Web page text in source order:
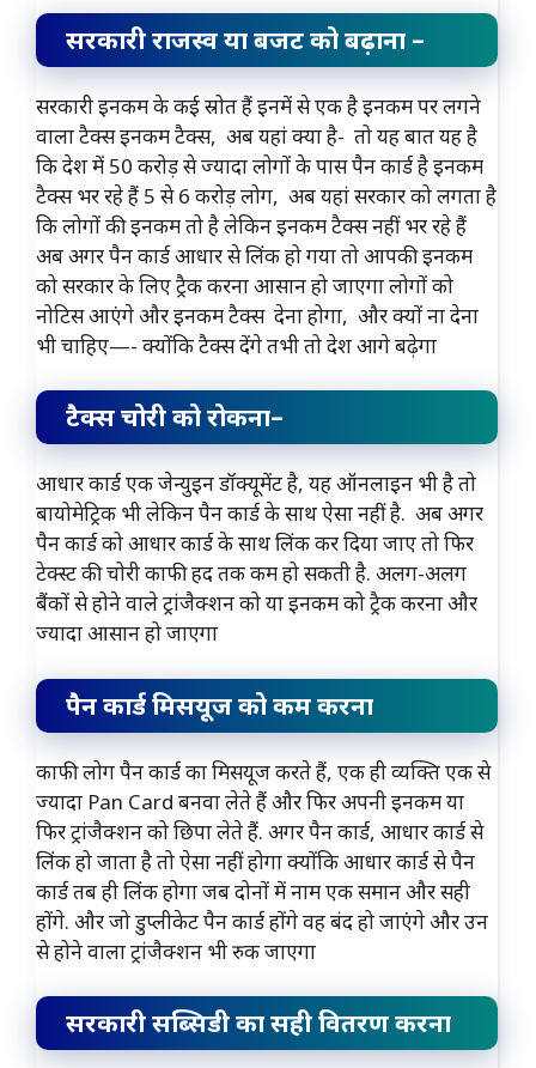
सरकारी राजस्व या बजट को बढ़ाना –
सरकारी इनकम के कई स्रोत हैं इनमें से एक है इनकम पर लगने
वाला टैक्स इनकम टैक्स, अब यहां क्या है- तो यह बात यह है
कि देश में 50 करोड़ से ज्यादा लोगों के पास पैन कार्ड है इनकम
टैक्स भर रहे हैं 5 से 6 करोड़ लोग, अब यहां सरकार को लगता है
कि लोगों की इनकम तो है लेकिन इनकम टैक्स नहीं भर रहे हैं
अब अगर पैन कार्ड आधार से लिंक हो गया तो आपकी इनकम
को सरकार के लिए ट्रैक करना आसान हो जाएगा लोगों को
नोटिस आएंगे और इनकम टैक्स देना होगा, और क्यों ना देना
भी चाहिए—- क्योंकि टैक्स देंगे तभी तो देश आगे बढ़ेगा
टैक्स चोरी को रोकना–
आधार कार्ड एक जेन्युइन डॉक्यूमेंट है, यह ऑनलाइन भी है तो
बायोमेट्रिक भी लेकिन पैन कार्ड के साथ ऐसा नहीं है. अब अगर
पैन कार्ड को आधार कार्ड के साथ लिंक कर दिया जाए तो फिर
टेक्स्ट की चोरी काफी हद तक कम हो सकती है. अलग-अलग
बैंकों से होने वाले ट्रांजैक्शन को या इनकम को ट्रैक करना और
ज्यादा आसान हो जाएगा
पैन कार्ड मिसयूज को कम करना
काफी लोग पैन कार्ड का मिसयूज करते हैं, एक ही व्यक्ति एक से
ज्यादा Pan Card बनवा लेते हैं और फिर अपनी इनकम या
फिर ट्रांजैक्शन को छिपा लेते हैं. अगर पैन कार्ड, आधार कार्ड से
लिंक हो जाता है तो ऐसा नहीं होगा क्योंकि आधार कार्ड से पैन
कार्ड तब ही लिंक होगा जब दोनों में नाम एक समान और सही
होंगे. और जो डुप्लीकेट पैन कार्ड होंगे वह बंद हो जाएंगे और उन
से होने वाला ट्रांजैक्शन भी रुक जाएगा
सरकारी सब्सिडी का सही वितरण करना